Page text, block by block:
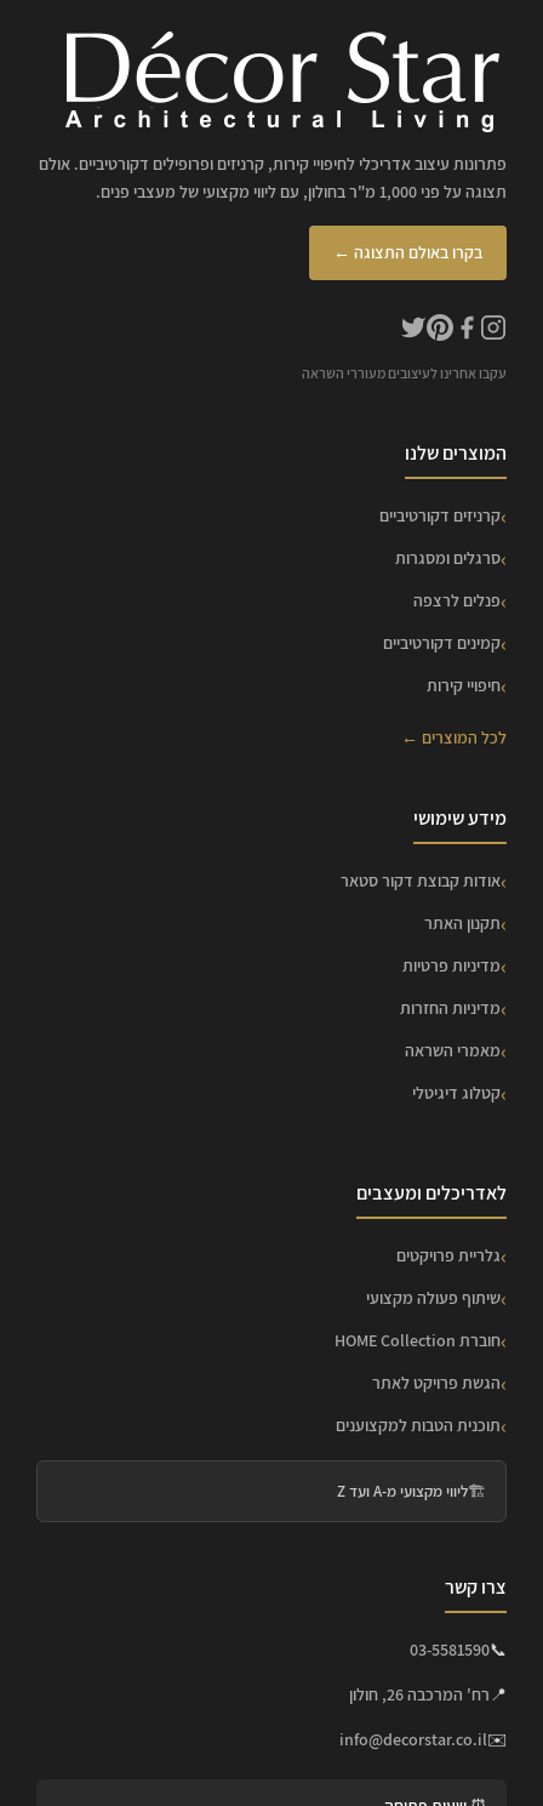
פתרונות עיצוב אדריכלי לחיפויי קירות, קרניזים ופרופילים דקורטיביים. אולם
תצוגה על פני 1,000 מ"ר בחולון, עם ליווי מקצועי של מעצבי פנים.
בקרו באולם התצוגה ←
עקבו אחרינו לעיצובים מעוררי השראה
המוצרים שלנו
קרניזים דקורטיביים
סרגלים ומסגרות
פנלים לרצפה
קמינים דקורטיביים
חיפויי קירות
לכל המוצרים ←
מידע שימושי
אודות קבוצת דקור סטאר
תקנון האתר
מדיניות פרטיות
מדיניות החזרות
מאמרי השראה
קטלוג דיגיטלי
לאדריכלים ומעצבים
גלריית פרויקטים
שיתוף פעולה מקצועי
חוברת HOME Collection
הגשת פרויקט לאתר
תוכנית הטבות למקצוענים
🏗️ליווי מקצועי מ-A ועד Z
צרו קשר
📞
03-5581590
📍רח' המרכבה 26, חולון
✉️
info@decorstar.co.il